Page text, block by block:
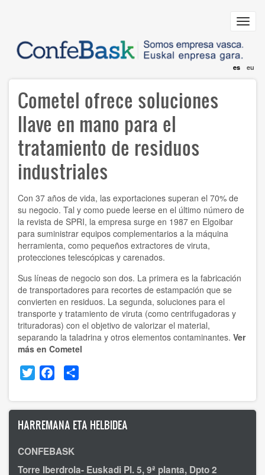
principal
es eu
Cometel ofrece soluciones
llave en mano para el
tratamiento de residuos
industriales
Con 37 años de vida, las exportaciones superan el 70% de
su negocio. Tal y como puede leerse en el último número de
la revista de SPRI, la empresa surge en 1987 en Elgoibar
para suministrar equipos complementarios a la máquina
herramienta, como pequeños extractores de viruta,
protecciones telescópicas y carenados.
Sus líneas de negocio son dos. La primera es la fabricación
de transportadores para recortes de estampación que se
convierten en residuos. La segunda, soluciones para el
transporte y tratamiento de viruta (como centrifugadoras y
trituradoras) con el objetivo de valorizar el material,
separando la taladrina y otros elementos contaminantes. Ver
más en Cometel
Twitter Facebook
HARREMANA ETA HELBIDEA
CONFEBASK
Torre Iberdrola- Euskadi Pl. 5, 9ª planta, Dpto 2